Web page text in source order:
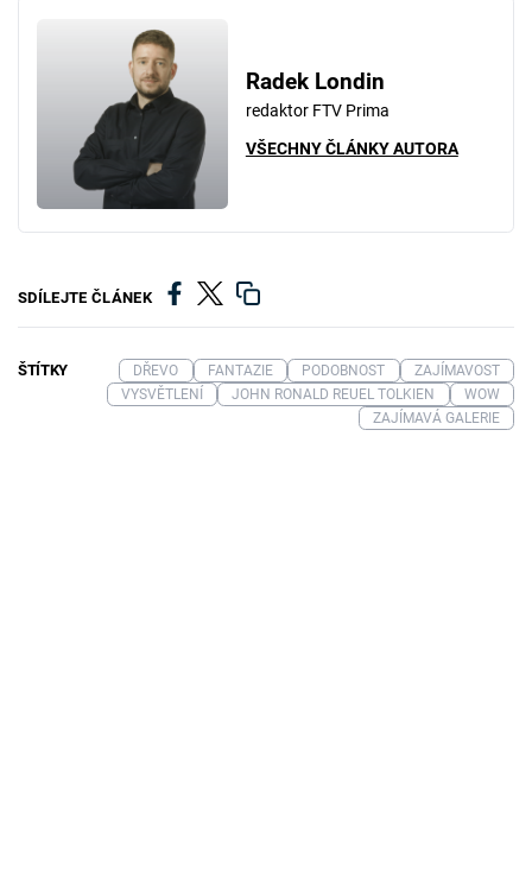
Radek Londin
redaktor FTV Prima
VŠECHNY ČLÁNKY AUTORA
SDÍLEJTE ČLÁNEK
ŠTÍTKY DŘEVO FANTAZIE PODOBNOST
ZAJÍMAVOST
VYSVĚTLENÍ
JOHN RONALD REUEL TOLKIEN
WOW
ZAJÍMAVÁ GALERIE